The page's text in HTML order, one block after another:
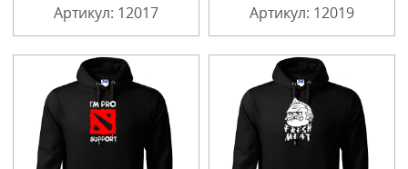
Артикул: 12017 Артикул: 12019